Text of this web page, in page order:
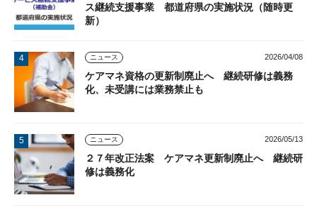
ス継続支援事業 都道府県の実施状況（随時更
新）
ニュース 2026/04/08
ケアマネ資格の更新制廃止へ 継続研修は義務
化、未受講には業務禁止も
ニュース 2026/05/13
２７年改正法案 ケアマネ更新制廃止へ 継続研
修は義務化